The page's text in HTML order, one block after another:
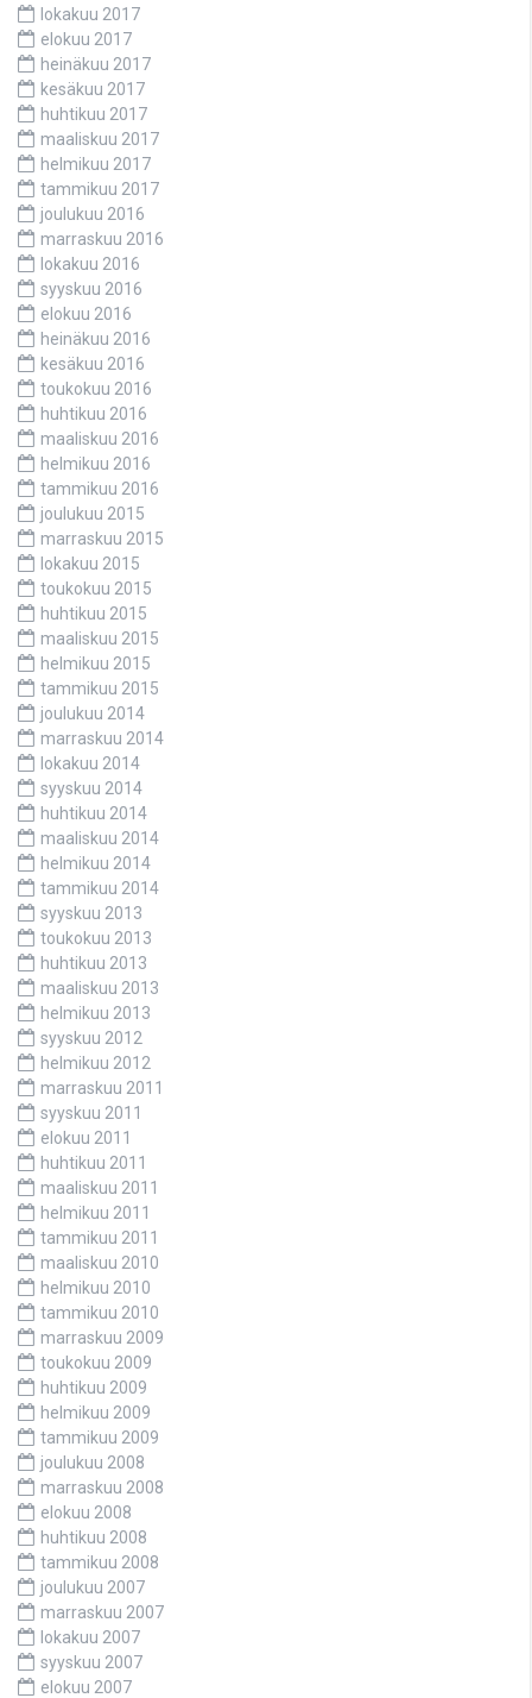
lokakuu 2017
elokuu 2017
heinäkuu 2017
kesäkuu 2017
huhtikuu 2017
maaliskuu 2017
helmikuu 2017
tammikuu 2017
joulukuu 2016
marraskuu 2016
lokakuu 2016
syyskuu 2016
elokuu 2016
heinäkuu 2016
kesäkuu 2016
toukokuu 2016
huhtikuu 2016
maaliskuu 2016
helmikuu 2016
tammikuu 2016
joulukuu 2015
marraskuu 2015
lokakuu 2015
toukokuu 2015
huhtikuu 2015
maaliskuu 2015
helmikuu 2015
tammikuu 2015
joulukuu 2014
marraskuu 2014
lokakuu 2014
syyskuu 2014
huhtikuu 2014
maaliskuu 2014
helmikuu 2014
tammikuu 2014
syyskuu 2013
toukokuu 2013
huhtikuu 2013
maaliskuu 2013
helmikuu 2013
syyskuu 2012
helmikuu 2012
marraskuu 2011
syyskuu 2011
elokuu 2011
huhtikuu 2011
maaliskuu 2011
helmikuu 2011
tammikuu 2011
maaliskuu 2010
helmikuu 2010
tammikuu 2010
marraskuu 2009
toukokuu 2009
huhtikuu 2009
helmikuu 2009
tammikuu 2009
joulukuu 2008
marraskuu 2008
elokuu 2008
huhtikuu 2008
tammikuu 2008
joulukuu 2007
marraskuu 2007
lokakuu 2007
syyskuu 2007
elokuu 2007